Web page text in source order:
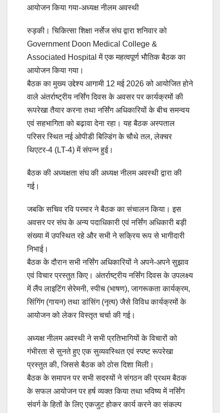
आयोजन किया गया-अध्यक्ष नीलम अवस्थी
रुड़की। चिकित्सा शिक्षा नर्सेज संघ द्वारा शनिवार को
Government Doon Medical College &
Associated Hospital में एक महत्वपूर्ण भौतिक बैठक का
आयोजन किया गया।
बैठक का मुख्य उद्देश्य आगामी 12 मई 2026 को आयोजित होने
वाले अंतर्राष्ट्रीय नर्सिंग दिवस के अवसर पर कार्यक्रमों की
रूपरेखा तैयार करना तथा नर्सिंग अधिकारियों के बीच समन्वय
एवं सहभागिता को बढ़ावा देना रहा। यह बैठक अस्पताल
परिसर स्थित नई ओपीडी बिल्डिंग के चौथे तल, लेक्चर
थिएटर-4 (LT-4) में संपन्न हुई।
बैठक की अध्यक्षता संघ की अध्यक्ष नीलम अवस्थी द्वारा की
गई।
जबकि सचिव रवि परमार ने बैठक का संचालन किया। इस
अवसर पर संघ के अन्य पदाधिकारी एवं नर्सिंग अधिकारी बड़ी
संख्या में उपस्थित रहे और सभी ने सक्रिय रूप से भागीदारी
निभाई।
बैठक के दौरान सभी नर्सिंग अधिकारियों ने अपने-अपने सुझाव
एवं विचार प्रस्तुत किए। अंतर्राष्ट्रीय नर्सिंग दिवस के उपलक्ष्य
में लैंप लाइटिंग सेरेमनी, स्पीच (भाषण), जागरूकता कार्यक्रम,
सिंगिंग (गायन) तथा डांसिंग (नृत्य) जैसे विविध कार्यक्रमों के
आयोजन को लेकर विस्तृत चर्चा की गई।
अध्यक्ष नीलम अवस्थी ने सभी प्रतिभागियों के विचारों को
गंभीरता से सुनते हुए एक सुव्यवस्थित एवं स्पष्ट रूपरेखा
प्रस्तुत की, जिससे बैठक को ठोस दिशा मिली।
बैठक के समापन पर सभी सदस्यों ने संगठन की प्रथम बैठक
के सफल आयोजन पर हर्ष व्यक्त किया तथा भविष्य में नर्सिंग
संवर्ग के हितों के लिए एकजुट होकर कार्य करने का संकल्प